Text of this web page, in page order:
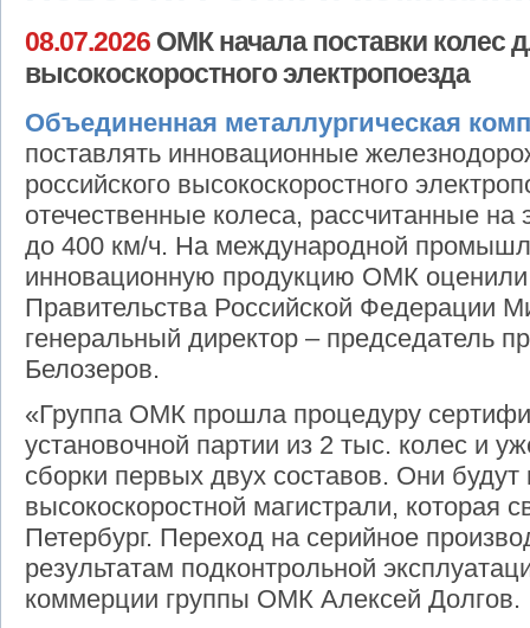
08.07.2026 ОМК начала поставки колес
высокоскоростного электропоезда
Объединенная металлургическая
поставлять инновационные
российского высокоскоростного
отечественные колеса, рассчитанные на
до 400 км/ч. На международной
инновационную продукцию ОМК
Правительства Российской Федерации
генеральный директор –
Белозеров.
«Группа ОМК прошла процедуру
установочной партии из 2 тыс. колес и
сборки первых двух составов. Они будут
высокоскоростной магистрали, которая
Петербург. Переход на серийное
результатам подконтрольной
коммерции группы ОМК Алексей Долгов.